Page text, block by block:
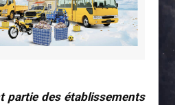
partie des établissements